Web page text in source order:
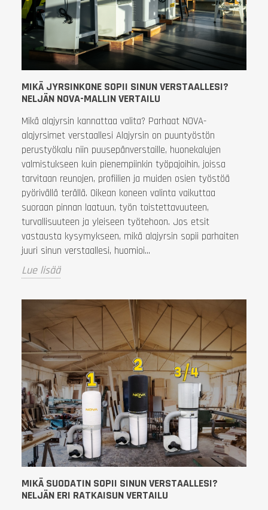
MIKÄ JYRSINKONE SOPII SINUN VERSTAALLESI?
NELJÄN NOVA-MALLIN VERTAILU
Mikä alajyrsin kannattaa valita? Parhaat NOVA-
alajyrsimet verstaallesi Alajyrsin on puuntyöstön
perustyökalu niin puusepänverstaille, huonekalujen
valmistukseen kuin pienempiinkin työpajoihin, joissa
tarvitaan reunojen, profiilien ja muiden osien työstöä
pyörivällä terällä. Oikean koneen valinta vaikuttaa
suoraan pinnan laatuun, työn toistettavuuteen,
turvallisuuteen ja yleiseen työtehoon. Jos etsit
vastausta kysymykseen, mikä alajyrsin sopii parhaiten
juuri sinun verstaallesi, huomioi...
Lue lisää
MIKÄ SUODATIN SOPII SINUN VERSTAALLESI?
NELJÄN ERI RATKAISUN VERTAILU